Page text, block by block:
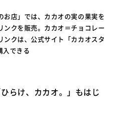
お店」では、カカオの実の果実を
ンクを販売。カカオ＝チョコレー
ンクは、公式サイト「カカオスタ
入できる
らけ、カカオ。」もはじ